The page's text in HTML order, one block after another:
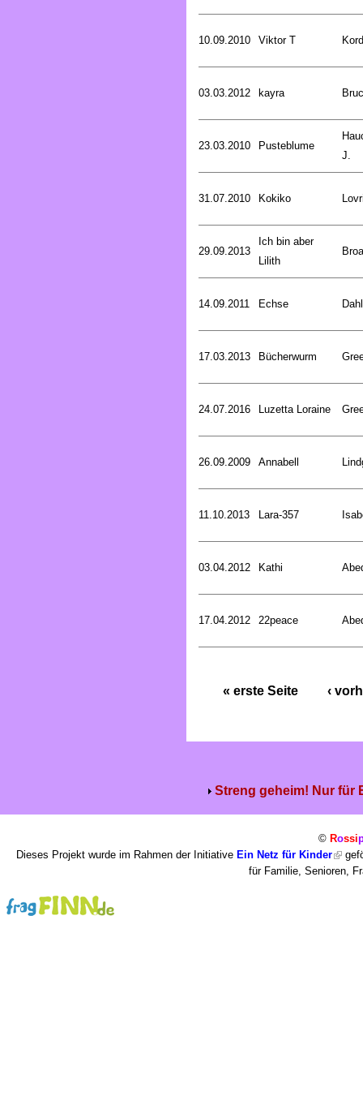
10.09.2010 Viktor T
03.03.2012 kayra
23.03.2010 Pusteblume
J.
31.07.2010 Kokiko
29.09.2013
Ich bin aber
Lilith
14.09.2011 Echse
17.03.2013 Bücherwurm
24.07.2016 Luzetta Loraine
26.09.2009 Annabell
11.10.2013 Lara-357
03.04.2012 Kathi
17.04.2012 22peace
« erste Seite ‹
Streng geheim! Nur für
© Rossi
Dieses Projekt wurde im Rahmen der Initiative Ein Netz für Kinder
für Familie, Senioren,